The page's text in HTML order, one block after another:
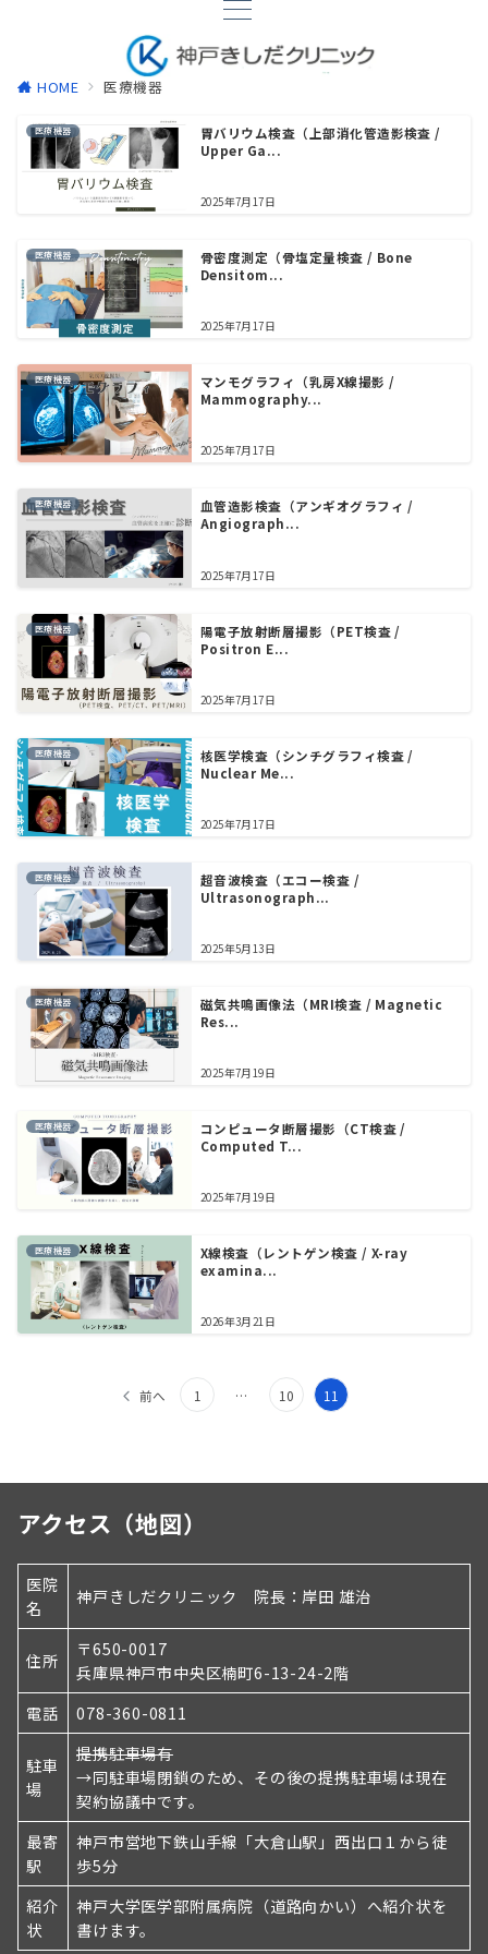
HOME 医療機器
医療機器
胃バリウム検査（上部消化管造影検査 /
Upper Ga...
2025年7月17日
医療機器
骨密度測定（骨塩定量検査 / Bone
Densitom...
2025年7月17日
医療機器
マンモグラフィ（乳房X線撮影 /
Mammography...
2025年7月17日
医療機器
血管造影検査（アンギオグラフィ /
Angiograph...
2025年7月17日
医療機器
陽電子放射断層撮影（PET検査 /
Positron E...
2025年7月17日
医療機器
核医学検査（シンチグラフィ検査 /
Nuclear Me...
2025年7月17日
医療機器
超音波検査（エコー検査 /
Ultrasonograph...
2025年5月13日
医療機器
磁気共鳴画像法（MRI検査 / Magnetic
Res...
2025年7月19日
医療機器
コンピュータ断層撮影（CT検査 /
Computed T...
2025年7月19日
医療機器
X線検査（レントゲン検査 / X-ray
examina...
2026年3月21日
ー
ジ
送
り
前へ 1 … 10 11
アクセス（地図）
医院
名
神戸きしだクリニック 院長：岸田 雄治
住所
〒650-0017
兵庫県神戸市中央区楠町6-13-24-2階
電話
078-360-0811
駐車
場
提携駐車場有
→同駐車場閉鎖のため、その後の提携駐車場は現在
契約協議中です。
最寄
駅
神戸市営地下鉄山手線「大倉山駅」西出口１から徒
歩5分
紹介
状
神戸大学医学部附属病院（道路向かい）へ紹介状を
書けます。